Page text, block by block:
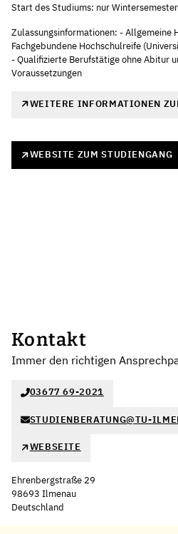
Start des Studiums: nur Wintersemester
Zulassungsinformationen: - Allgemeine
Fachgebundene Hochschulreife
- Qualifizierte Berufstätige ohne Abitur
Voraussetzungen
WEITERE INFORMATIONEN
WEBSITE ZUM STUDIENGANG
Kontakt
Immer den richtigen
03677 69-2021
STUDIENBERATUNG@TU-
WEBSEITE
Ehrenbergstraße 29
98693 Ilmenau
Deutschland